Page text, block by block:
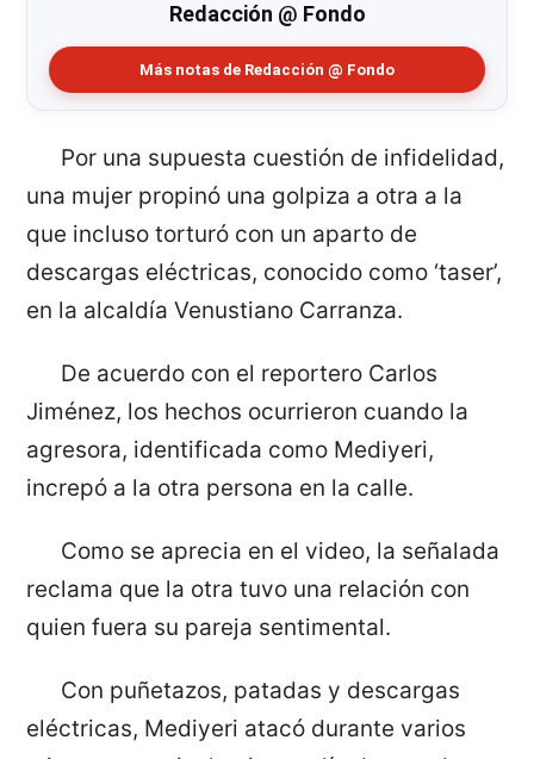
Redacción @ Fondo
Más notas de Redacción @ Fondo
Por una supuesta cuestión de infidelidad,
una mujer propinó una golpiza a otra a la
que incluso torturó con un aparto de
descargas eléctricas, conocido como ‘taser’,
en la alcaldía Venustiano Carranza.
De acuerdo con el reportero Carlos
Jiménez, los hechos ocurrieron cuando la
agresora, identificada como Mediyeri,
increpó a la otra persona en la calle.
Como se aprecia en el video, la señalada
reclama que la otra tuvo una relación con
quien fuera su pareja sentimental.
Con puñetazos, patadas y descargas
eléctricas, Mediyeri atacó durante varios